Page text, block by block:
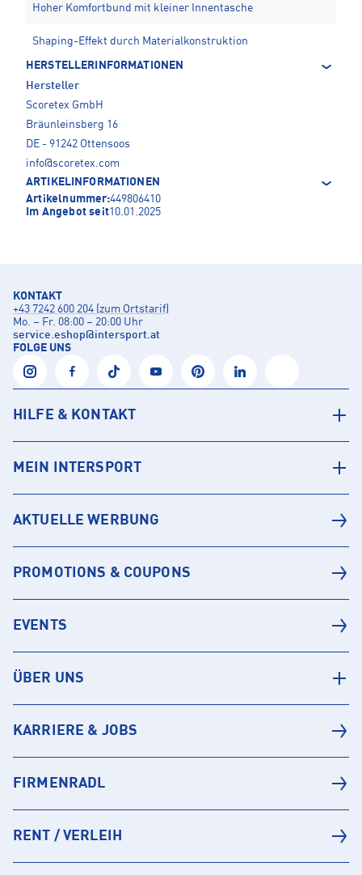
Hoher Komfortbund mit kleiner Innentasche
Shaping-Effekt durch Materialkonstruktion
HERSTELLERINFORMATIONEN
Hersteller
Scoretex GmbH
Bräunleinsberg 16
DE - 91242 Ottensoos
info@scoretex.com
ARTIKELINFORMATIONEN
Artikelnummer:449806410
Im Angebot seit10.01.2025
KONTAKT
+43 7242 600 204 (zum Ortstarif)
Mo. – Fr. 08:00 – 20:00 Uhr
service.eshop@intersport.at
FOLGE UNS
HILFE & KONTAKT
MEIN INTERSPORT
AKTUELLE WERBUNG
PROMOTIONS & COUPONS
EVENTS
ÜBER UNS
KARRIERE & JOBS
FIRMENRADL
RENT / VERLEIH